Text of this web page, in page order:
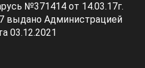
№371414 от 14.03.17г.
выдано Администрацией
03.12.2021